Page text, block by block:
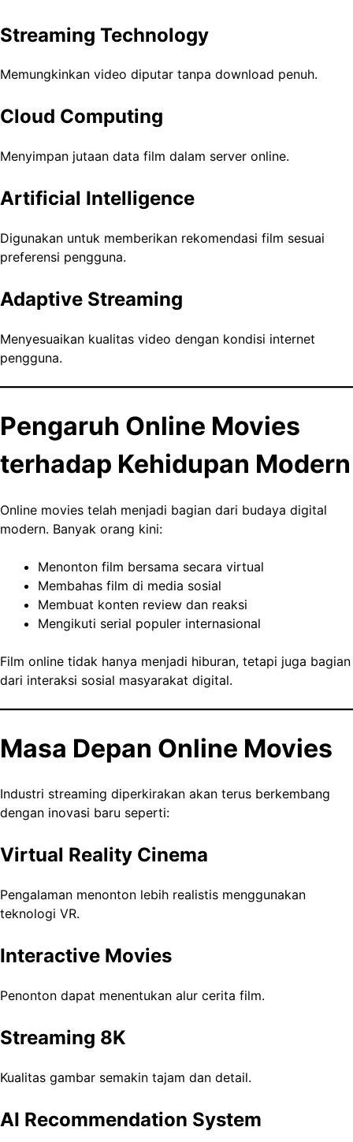
Streaming Technology
Memungkinkan video diputar tanpa download penuh.
Cloud Computing
Menyimpan jutaan data film dalam server online.
Artificial Intelligence
Digunakan untuk memberikan rekomendasi film sesuai
preferensi pengguna.
Adaptive Streaming
Menyesuaikan kualitas video dengan kondisi internet
pengguna.
Pengaruh Online Movies
terhadap Kehidupan Modern
Online movies telah menjadi bagian dari budaya digital
modern. Banyak orang kini:
Menonton film bersama secara virtual
Membahas film di media sosial
Membuat konten review dan reaksi
Mengikuti serial populer internasional
Film online tidak hanya menjadi hiburan, tetapi juga bagian
dari interaksi sosial masyarakat digital.
Masa Depan Online Movies
Industri streaming diperkirakan akan terus berkembang
dengan inovasi baru seperti:
Virtual Reality Cinema
Pengalaman menonton lebih realistis menggunakan
teknologi VR.
Interactive Movies
Penonton dapat menentukan alur cerita film.
Streaming 8K
Kualitas gambar semakin tajam dan detail.
AI Recommendation System